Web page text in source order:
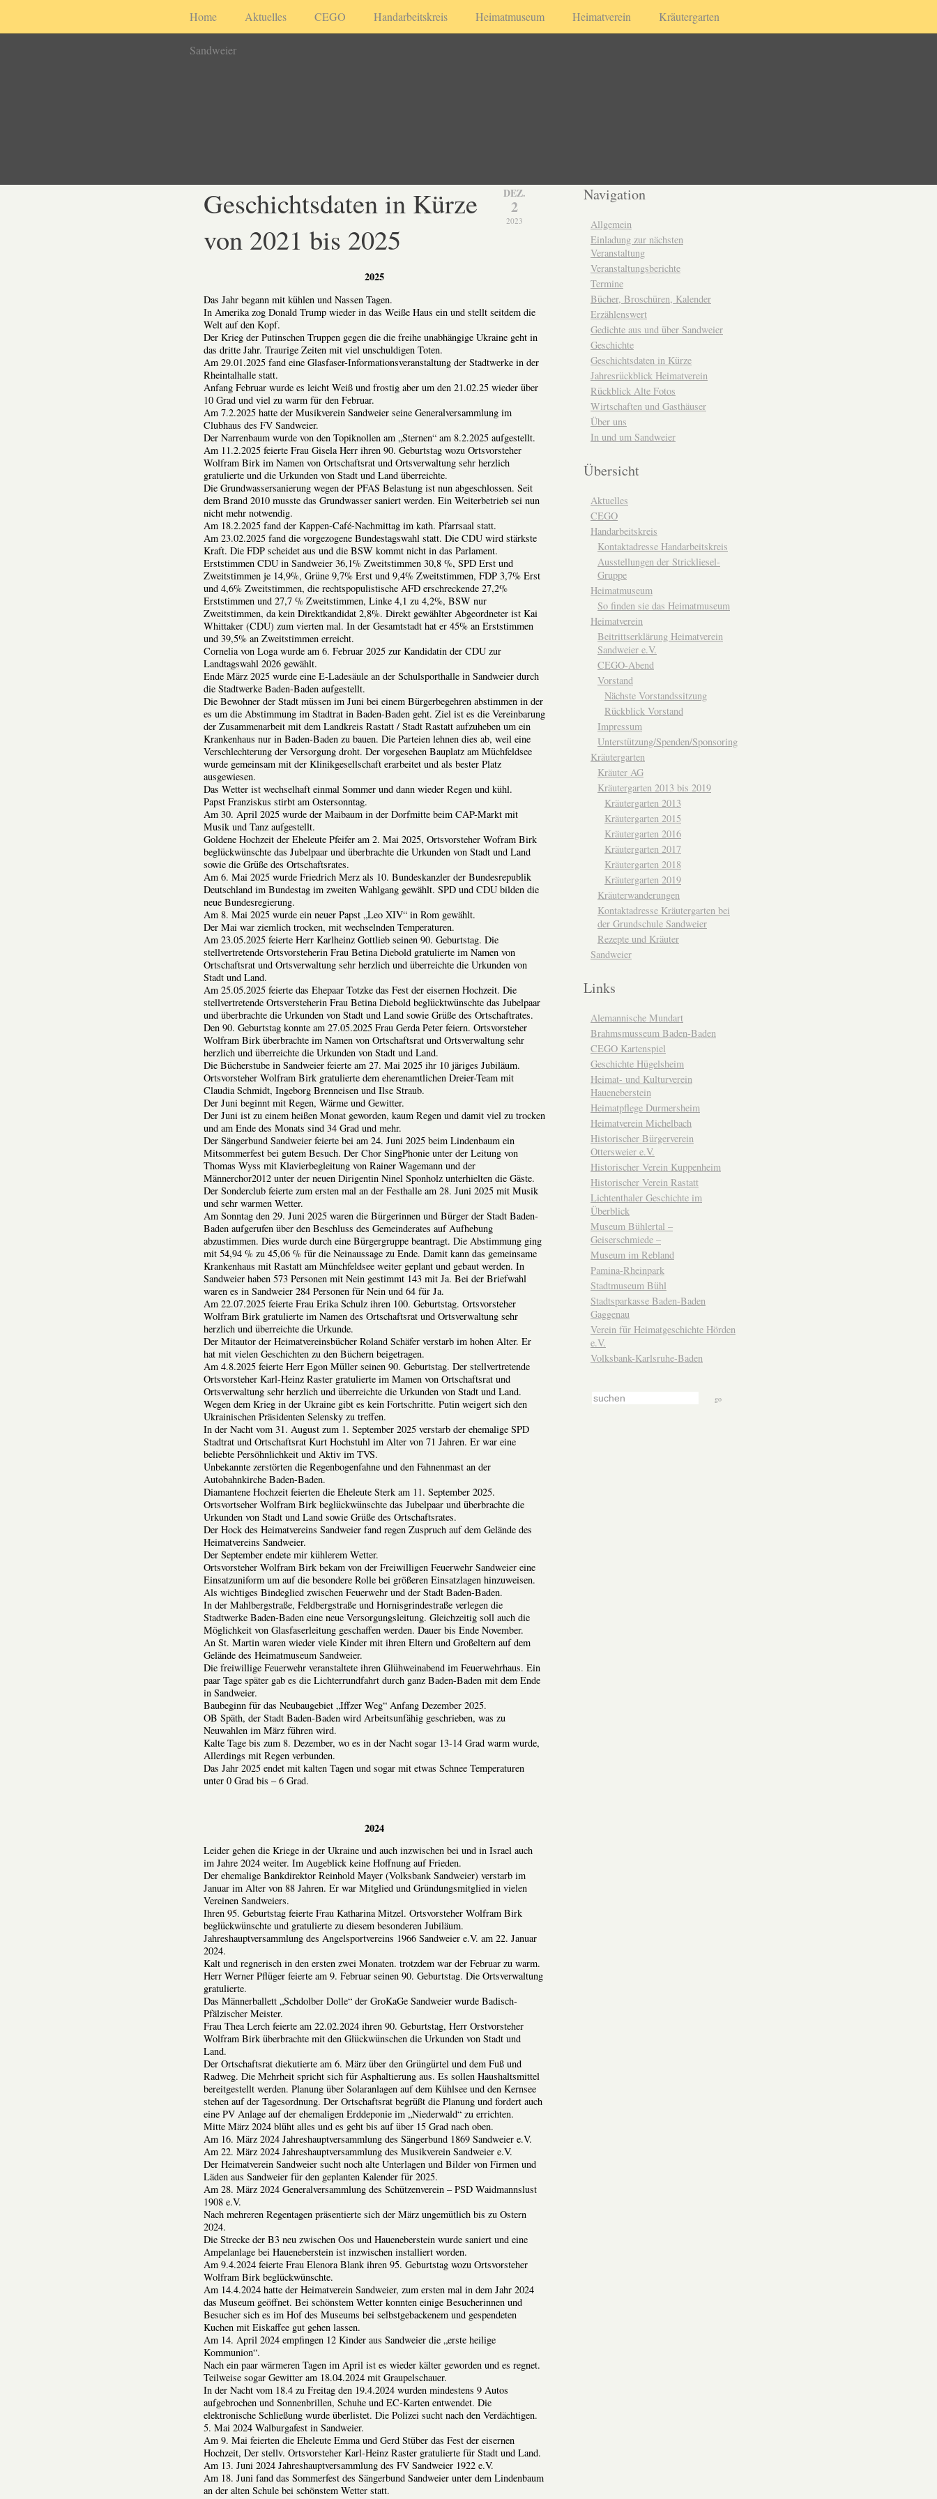
Home Aktuelles CEGO Handarbeitskreis Heimatmuseum Heimatverein Kräutergarten
Sandweier
DEZ.
2
2023
Geschichtsdaten in Kürze
von 2021 bis 2025
2025
Das Jahr begann mit kühlen und Nassen Tagen.
In Amerika zog Donald Trump wieder in das Weiße Haus ein und stellt seitdem die
Welt auf den Kopf.
Der Krieg der Putinschen Truppen gegen die die freihe unabhängige Ukraine geht in
das dritte Jahr. Traurige Zeiten mit viel unschuldigen Toten.
Am 29.01.2025 fand eine Glasfaser-Informationsveranstaltung der Stadtwerke in der
Rheintalhalle statt.
Anfang Februar wurde es leicht Weiß und frostig aber um den 21.02.25 wieder über
10 Grad und viel zu warm für den Februar.
Am 7.2.2025 hatte der Musikverein Sandweier seine Generalversammlung im
Clubhaus des FV Sandweier.
Der Narrenbaum wurde von den Topiknollen am „Sternen“ am 8.2.2025 aufgestellt.
Am 11.2.2025 feierte Frau Gisela Herr ihren 90. Geburtstag wozu Ortsvorsteher
Wolfram Birk im Namen von Ortschaftsrat und Ortsverwaltung sehr herzlich
gratulierte und die Urkunden von Stadt und Land überreichte.
Die Grundwassersanierung wegen der PFAS Belastung ist nun abgeschlossen. Seit
dem Brand 2010 musste das Grundwasser saniert werden. Ein Weiterbetrieb sei nun
nicht mehr notwendig.
Am 18.2.2025 fand der Kappen-Café-Nachmittag im kath. Pfarrsaal statt.
Am 23.02.2025 fand die vorgezogene Bundestagswahl statt. Die CDU wird stärkste
Kraft. Die FDP scheidet aus und die BSW kommt nicht in das Parlament.
Erststimmen CDU in Sandweier 36,1% Zweitstimmen 30,8 %, SPD Erst und
Zweitstimmen je 14,9%, Grüne 9,7% Erst und 9,4% Zweitstimmen, FDP 3,7% Erst
und 4,6% Zweitstimmen, die rechtspopulistische AFD erschreckende 27,2%
Erststimmen und 27,7 % Zweitstimmen, Linke 4,1 zu 4,2%, BSW nur
Zweitstimmen, da kein Direktkandidat 2,8%. Direkt gewählter Abgeordneter ist Kai
Whittaker (CDU) zum vierten mal. In der Gesamtstadt hat er 45% an Erststimmen
und 39,5% an Zweitstimmen erreicht.
Cornelia von Loga wurde am 6. Februar 2025 zur Kandidatin der CDU zur
Landtagswahl 2026 gewählt.
Ende März 2025 wurde eine E-Ladesäule an der Schulsporthalle in Sandweier durch
die Stadtwerke Baden-Baden aufgestellt.
Die Bewohner der Stadt müssen im Juni bei einem Bürgerbegehren abstimmen in der
es um die Abstimmung im Stadtrat in Baden-Baden geht. Ziel ist es die Vereinbarung
der Zusammenarbeit mit dem Landkreis Rastatt / Stadt Rastatt aufzuheben um ein
Krankenhaus nur in Baden-Baden zu bauen. Die Parteien lehnen dies ab, weil eine
Verschlechterung der Versorgung droht. Der vorgesehen Bauplatz am Müchfeldsee
wurde gemeinsam mit der Klinikgesellschaft erarbeitet und als bester Platz
ausgewiesen.
Das Wetter ist wechselhaft einmal Sommer und dann wieder Regen und kühl.
Papst Franziskus stirbt am Ostersonntag.
Am 30. April 2025 wurde der Maibaum in der Dorfmitte beim CAP-Markt mit
Musik und Tanz aufgestellt.
Goldene Hochzeit der Eheleute Pfeifer am 2. Mai 2025, Ortsvorsteher Wofram Birk
beglückwünschte das Jubelpaar und überbrachte die Urkunden von Stadt und Land
sowie die Grüße des Ortschaftsrates.
Am 6. Mai 2025 wurde Friedrich Merz als 10. Bundeskanzler der Bundesrepublik
Deutschland im Bundestag im zweiten Wahlgang gewählt. SPD und CDU bilden die
neue Bundesregierung.
Am 8. Mai 2025 wurde ein neuer Papst „Leo XIV“ in Rom gewählt.
Der Mai war ziemlich trocken, mit wechselnden Temperaturen.
Am 23.05.2025 feierte Herr Karlheinz Gottlieb seinen 90. Geburtstag. Die
stellvertretende Ortsvorsteherin Frau Betina Diebold gratulierte im Namen von
Ortschaftsrat und Ortsverwaltung sehr herzlich und überreichte die Urkunden von
Stadt und Land.
Am 25.05.2025 feierte das Ehepaar Totzke das Fest der eisernen Hochzeit. Die
stellvertretende Ortsversteherin Frau Betina Diebold beglücktwünschte das Jubelpaar
und überbrachte die Urkunden von Stadt und Land sowie Grüße des Ortschaftrates.
Den 90. Geburtstag konnte am 27.05.2025 Frau Gerda Peter feiern. Ortsvorsteher
Wolfram Birk überbrachte im Namen von Ortschaftsrat und Ortsverwaltung sehr
herzlich und überreichte die Urkunden von Stadt und Land.
Die Bücherstube in Sandweier feierte am 27. Mai 2025 ihr 10 järiges Jubiläum.
Ortsvorsteher Wolfram Birk gratulierte dem eherenamtlichen Dreier-Team mit
Claudia Schmidt, Ingeborg Brenneisen und Ilse Straub.
Der Juni beginnt mit Regen, Wärme und Gewitter.
Der Juni ist zu einem heißen Monat geworden, kaum Regen und damit viel zu trocken
und am Ende des Monats sind 34 Grad und mehr.
Der Sängerbund Sandweier feierte bei am 24. Juni 2025 beim Lindenbaum ein
Mitsommerfest bei gutem Besuch. Der Chor SingPhonie unter der Leitung von
Thomas Wyss mit Klavierbegleitung von Rainer Wagemann und der
Männerchor2012 unter der neuen Dirigentin Ninel Sponholz unterhielten die Gäste.
Der Sonderclub feierte zum ersten mal an der Festhalle am 28. Juni 2025 mit Musik
und sehr warmen Wetter.
Am Sonntag den 29. Juni 2025 waren die Bürgerinnen und Bürger der Stadt Baden-
Baden aufgerufen über den Beschluss des Gemeinderates auf Aufhebung
abzustimmen. Dies wurde durch eine Bürgergruppe beantragt. Die Abstimmung ging
mit 54,94 % zu 45,06 % für die Neinaussage zu Ende. Damit kann das gemeinsame
Krankenhaus mit Rastatt am Münchfeldsee weiter geplant und gebaut werden. In
Sandweier haben 573 Personen mit Nein gestimmt 143 mit Ja. Bei der Briefwahl
waren es in Sandweier 284 Personen für Nein und 64 für Ja.
Am 22.07.2025 feierte Frau Erika Schulz ihren 100. Geburtstag. Ortsvorsteher
Wolfram Birk gratulierte im Namen des Ortschaftsrat und Ortsverwaltung sehr
herzlich und überreichte die Urkunde.
Der Mitautor der Heimatvereinsbücher Roland Schäfer verstarb im hohen Alter. Er
hat mit vielen Geschichten zu den Büchern beigetragen.
Am 4.8.2025 feierte Herr Egon Müller seinen 90. Geburtstag. Der stellvertretende
Ortsvorsteher Karl-Heinz Raster gratulierte im Mamen von Ortschaftsrat und
Ortsverwaltung sehr herzlich und überreichte die Urkunden von Stadt und Land.
Wegen dem Krieg in der Ukraine gibt es kein Fortschritte. Putin weigert sich den
Ukrainischen Präsidenten Selensky zu treffen.
In der Nacht vom 31. August zum 1. September 2025 verstarb der ehemalige SPD
Stadtrat und Ortschaftsrat Kurt Hochstuhl im Alter von 71 Jahren. Er war eine
beliebte Persöhnlichkeit und Aktiv im TVS.
Unbekannte zerstörten die Regenbogenfahne und den Fahnenmast an der
Autobahnkirche Baden-Baden.
Diamantene Hochzeit feierten die Eheleute Sterk am 11. September 2025.
Ortsvortseher Wolfram Birk beglückwünschte das Jubelpaar und überbrachte die
Urkunden von Stadt und Land sowie Grüße des Ortschaftsrates.
Der Hock des Heimatvereins Sandweier fand regen Zuspruch auf dem Gelände des
Heimatvereins Sandweier.
Der September endete mir kühlerem Wetter.
Ortsvorsteher Wolfram Birk bekam von der Freiwilligen Feuerwehr Sandweier eine
Einsatzuniform um auf die besondere Rolle bei größeren Einsatzlagen hinzuweisen.
Als wichtiges Bindeglied zwischen Feuerwehr und der Stadt Baden-Baden.
In der Mahlbergstraße, Feldbergstraße und Hornisgrindestraße verlegen die
Stadtwerke Baden-Baden eine neue Versorgungsleitung. Gleichzeitig soll auch die
Möglichkeit von Glasfaserleitung geschaffen werden. Dauer bis Ende November.
An St. Martin waren wieder viele Kinder mit ihren Eltern und Großeltern auf dem
Gelände des Heimatmuseum Sandweier.
Die freiwillige Feuerwehr veranstaltete ihren Glühweinabend im Feuerwehrhaus. Ein
paar Tage später gab es die Lichterrundfahrt durch ganz Baden-Baden mit dem Ende
in Sandweier.
Baubeginn für das Neubaugebiet „Iffzer Weg“ Anfang Dezember 2025.
OB Späth, der Stadt Baden-Baden wird Arbeitsunfähig geschrieben, was zu
Neuwahlen im März führen wird.
Kalte Tage bis zum 8. Dezember, wo es in der Nacht sogar 13-14 Grad warm wurde,
Allerdings mit Regen verbunden.
Das Jahr 2025 endet mit kalten Tagen und sogar mit etwas Schnee Temperaturen
unter 0 Grad bis – 6 Grad.
2024
Leider gehen die Kriege in der Ukraine und auch inzwischen bei und in Israel auch
im Jahre 2024 weiter. Im Augeblick keine Hoffnung auf Frieden.
Der ehemalige Bankdirektor Reinhold Mayer (Volksbank Sandweier) verstarb im
Januar im Alter von 88 Jahren. Er war Mitglied und Gründungsmitglied in vielen
Vereinen Sandweiers.
Ihren 95. Geburtstag feierte Frau Katharina Mitzel. Ortsvorsteher Wolfram Birk
beglückwünschte und gratulierte zu diesem besonderen Jubiläum.
Jahreshauptversammlung des Angelsportvereins 1966 Sandweier e.V. am 22. Januar
2024.
Kalt und regnerisch in den ersten zwei Monaten. trotzdem war der Februar zu warm.
Herr Werner Pflüger feierte am 9. Februar seinen 90. Geburtstag. Die Ortsverwaltung
gratulierte.
Das Männerballett „Schdolber Dolle“ der GroKaGe Sandweier wurde Badisch-
Pfälzischer Meister.
Frau Thea Lerch feierte am 22.02.2024 ihren 90. Geburtstag, Herr Orstvorsteher
Wolfram Birk überbrachte mit den Glückwünschen die Urkunden von Stadt und
Land.
Der Ortschaftsrat diekutierte am 6. März über den Grüngürtel und dem Fuß und
Radweg. Die Mehrheit spricht sich für Asphaltierung aus. Es sollen Haushaltsmittel
bereitgestellt werden. Planung über Solaranlagen auf dem Kühlsee und den Kernsee
stehen auf der Tagesordnung. Der Ortschaftsrat begrüßt die Planung und fordert auch
eine PV Anlage auf der ehemaligen Erddeponie im „Niederwald“ zu errichten.
Mitte März 2024 blüht alles und es geht bis auf über 15 Grad nach oben.
Am 16. März 2024 Jahreshauptversammlung des Sängerbund 1869 Sandweier e.V.
Am 22. März 2024 Jahreshauptversammlung des Musikverein Sandweier e.V.
Der Heimatverein Sandweier sucht noch alte Unterlagen und Bilder von Firmen und
Läden aus Sandweier für den geplanten Kalender für 2025.
Am 28. März 2024 Generalversammlung des Schützenverein – PSD Waidmannslust
1908 e.V.
Nach mehreren Regentagen präsentierte sich der März ungemütlich bis zu Ostern
2024.
Die Strecke der B3 neu zwischen Oos und Haueneberstein wurde saniert und eine
Ampelanlage bei Haueneberstein ist inzwischen installiert worden.
Am 9.4.2024 feierte Frau Elenora Blank ihren 95. Geburtstag wozu Ortsvorsteher
Wolfram Birk beglückwünschte.
Am 14.4.2024 hatte der Heimatverein Sandweier, zum ersten mal in dem Jahr 2024
das Museum geöffnet. Bei schönstem Wetter konnten einige Besucherinnen und
Besucher sich es im Hof des Museums bei selbstgebackenem und gespendeten
Kuchen mit Eiskaffee gut gehen lassen.
Am 14. April 2024 empfingen 12 Kinder aus Sandweier die „erste heilige
Kommunion“.
Nach ein paar wärmeren Tagen im April ist es wieder kälter geworden und es regnet.
Teilweise sogar Gewitter am 18.04.2024 mit Graupelschauer.
In der Nacht vom 18.4 zu Freitag den 19.4.2024 wurden mindestens 9 Autos
aufgebrochen und Sonnenbrillen, Schuhe und EC-Karten entwendet. Die
elektronische Schließung wurde überlistet. Die Polizei sucht nach den Verdächtigen.
5. Mai 2024 Walburgafest in Sandweier.
Am 9. Mai feierten die Eheleute Emma und Gerd Stüber das Fest der eisernen
Hochzeit, Der stellv. Ortsvorsteher Karl-Heinz Raster gratulierte für Stadt und Land.
Am 13. Juni 2024 Jahreshauptversammlung des FV Sandweier 1922 e.V.
Am 18. Juni fand das Sommerfest des Sängerbund Sandweier unter dem Lindenbaum
an der alten Schule bei schönstem Wetter statt.
Navigation
Allgemein
Einladung zur nächsten
Veranstaltung
Veranstaltungsberichte
Termine
Bücher, Broschüren, Kalender
Erzählenswert
Gedichte aus und über Sandweier
Geschichte
Geschichtsdaten in Kürze
Jahresrückblick Heimatverein
Rückblick Alte Fotos
Wirtschaften und Gasthäuser
Über uns
In und um Sandweier
Übersicht
Aktuelles
CEGO
Handarbeitskreis
Kontaktadresse Handarbeitskreis
Ausstellungen der Strickliesel-
Gruppe
Heimatmuseum
So finden sie das Heimatmuseum
Heimatverein
Beitrittserklärung Heimatverein
Sandweier e.V.
CEGO-Abend
Vorstand
Nächste Vorstandssitzung
Rückblick Vorstand
Impressum
Unterstützung/Spenden/Sponsoring
Kräutergarten
Kräuter AG
Kräutergarten 2013 bis 2019
Kräutergarten 2013
Kräutergarten 2015
Kräutergarten 2016
Kräutergarten 2017
Kräutergarten 2018
Kräutergarten 2019
Kräuterwanderungen
Kontaktadresse Kräutergarten bei
der Grundschule Sandweier
Rezepte und Kräuter
Sandweier
Links
Alemannische Mundart
Brahmsmusseum Baden-Baden
CEGO Kartenspiel
Geschichte Hügelsheim
Heimat- und Kulturverein
Haueneberstein
Heimatpflege Durmersheim
Heimatverein Michelbach
Historischer Bürgerverein
Ottersweier e.V.
Historischer Verein Kuppenheim
Historischer Verein Rastatt
Lichtenthaler Geschichte im
Überblick
Museum Bühlertal –
Geiserschmiede –
Museum im Rebland
Pamina-Rheinpark
Stadtmuseum Bühl
Stadtsparkasse Baden-Baden
Gaggenau
Verein für Heimatgeschichte Hörden
e.V.
Volksbank-Karlsruhe-Baden